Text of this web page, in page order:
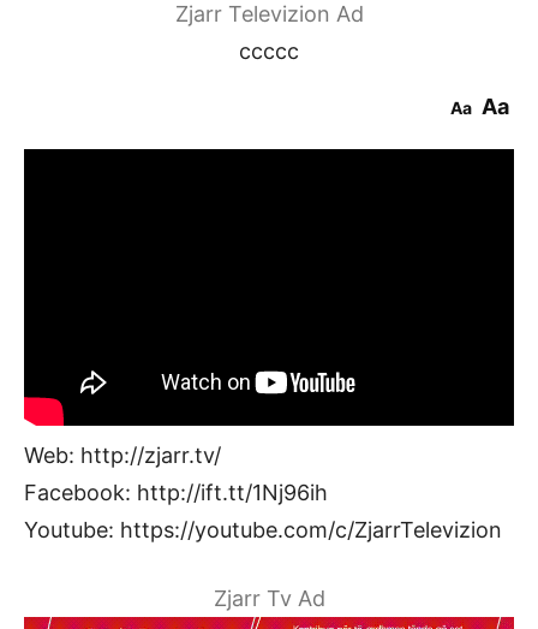
Zjarr Televizion Ad
ccccc
Aa Aa
Web: http://zjarr.tv/
Facebook: http://ift.tt/1Nj96ih
Youtube: https://youtube.com/c/ZjarrTelevizion
Zjarr Tv Ad